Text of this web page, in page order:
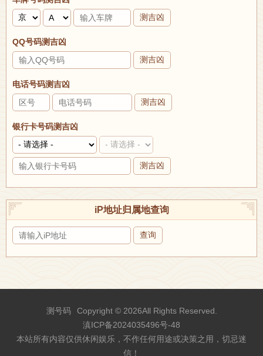
测吉凶
QQ号码测吉凶
测吉凶
电话号码测吉凶
测吉凶
银行卡号码测吉凶
测吉凶
iP地址归属地查询
查询
测号码
Copyright © 2026All Rights Reserved.
滇ICP备2024035496号-48
本站所有内容仅供休闲娱乐，不作任何用途或决策之用，切忌迷
信！